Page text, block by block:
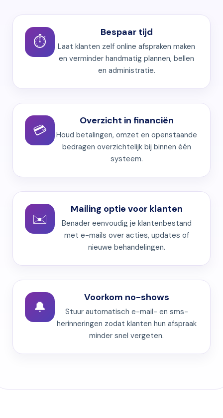
⏱️
Bespaar tijd
Laat klanten zelf online afspraken maken
en verminder handmatig plannen, bellen
en administratie.
💳
Overzicht in financiën
Houd betalingen, omzet en openstaande
bedragen overzichtelijk bij binnen één
systeem.
✉️
Mailing optie voor klanten
Benader eenvoudig je klantenbestand
met e-mails over acties, updates of
nieuwe behandelingen.
🔔
Voorkom no-shows
Stuur automatisch e-mail- en sms-
herinneringen zodat klanten hun afspraak
minder snel vergeten.